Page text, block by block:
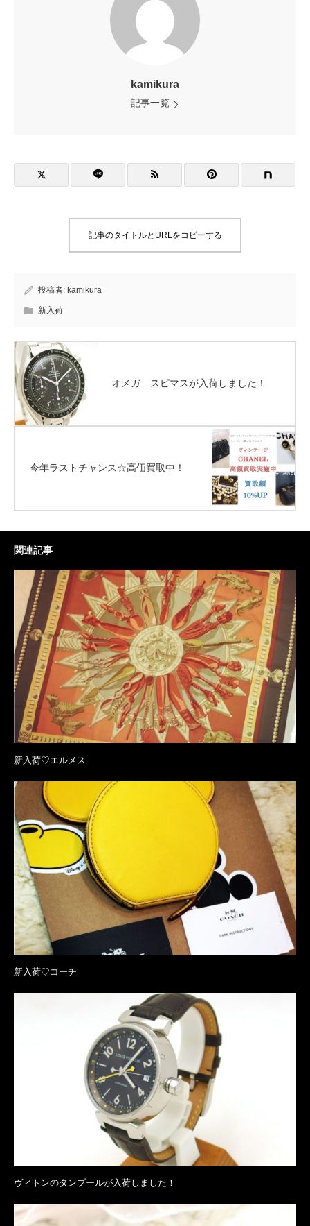
kamikura
記事一覧
記事のタイトルとURLをコピーする
投稿者: kamikura
新入荷
オメガ スピマスが入荷しました！
今年ラストチャンス☆高価買取中！
関連記事
新入荷♡エルメス
新入荷♡コーチ
ヴィトンのタンブールが入荷しました！